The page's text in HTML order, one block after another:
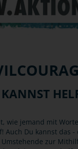
wie jemand mit
Auch Du kannst das
zur